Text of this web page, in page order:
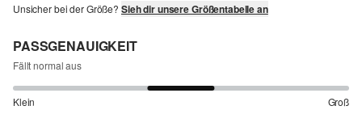
Unsicher bei der Größe? Sieh dir unsere Größentabelle an
PASSGENAUIGKEIT
Fällt normal aus
Klein Groß